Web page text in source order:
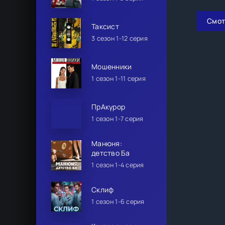
Таксист
3 сезон 1-12 серия
Мошенники
1 сезон 1-11 серия
ПрАкурор
1 сезон 1-7 серия
Манюня:
детство Ба
1 сезон 1-4 серия
Склиф
1 сезон 1-6 серия